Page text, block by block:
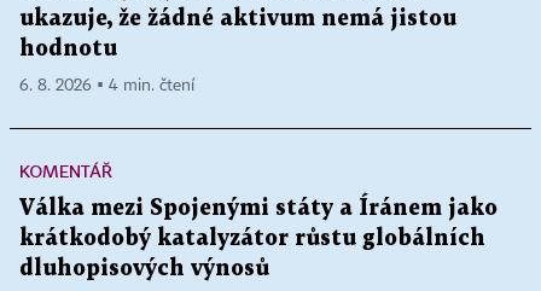
ukazuje, že žádné aktivum nemá jistou
hodnotu
6. 8. 2026 ▪ 4 min. čtení
KOMENTÁŘ
Válka mezi Spojenými státy a Íránem jako
krátkodobý katalyzátor růstu globálních
dluhopisových výnosů